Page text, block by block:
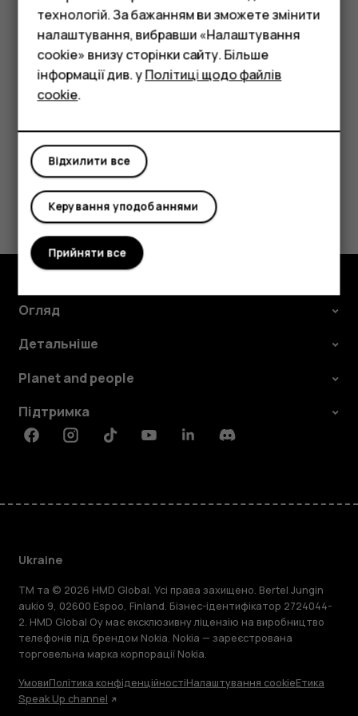
Смартфони
Фічерфони
Аксесуари
Планшети
Торкнітьсяstar_borderпід час прослуховування станції.
Порада.
Щоб слухати радіо через динаміки
телефону, торкніться
more_vert Увімкнути динамік
від’єднуйте гарнітуру.
Це було для вас корисним?
Так Ні
Огляд
Детальніше
Planet and people
Підтримка
FacebookInstagramTiktokYoutubeLinkedinDiscord
Ukraine
TM та © 2026 HMD Global. Усі права захищено. Bertel Jungin
aukio 9, 02600 Espoo, Finland. Бізнес-ідентифікатор 2724044-
2. HMD Global Oy має ексклюзивну ліцензію на виробництво
телефонів під брендом Nokia. Nokia — зареєстрована
торговельна марка корпорації Nokia.
УмовиПолітика конфіденційностіНалаштування cookieЕтика
Speak Up channel
технологій. За бажанням ви зможете змінити
налаштування, вибравши «Налаштування
cookie» внизу сторінки сайту. Більше
інформації див. уПолітиці щодо файлів
cookie.
Відхилити все
Керування уподобаннями
Прийняти все